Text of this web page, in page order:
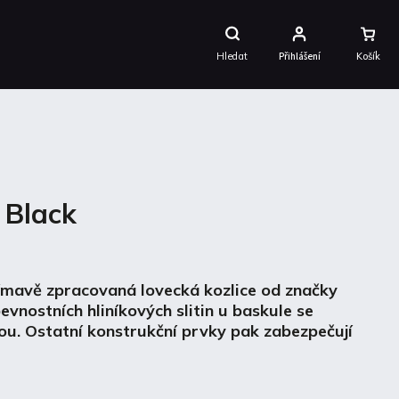
Hledat
Nákupní
Košík
Přihlášení
zpracovaná lovecká kozlice od značky
hliníkových slitin u baskule se
Ostatní konstrukční prvky pak zabezpečují